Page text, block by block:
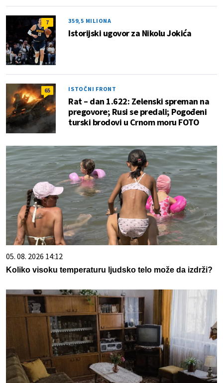
7 359,5 MILIONA
Istorijski ugovor za Nikolu Jokića
65 ISTOČNI FRONT
Rat – dan 1.622: Zelenski spreman na
pregovore; Rusi se predali; Pogođeni
turski brodovi u Crnom moru FOTO
05. 08. 2026 14:12
Koliko visoku temperaturu ljudsko telo može da izdrži?